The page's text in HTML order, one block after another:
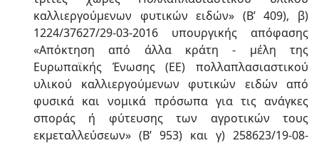
καλλιεργούμενων φυτικών ειδών» (Β’ 409), β)
1224/37627/29-03-2016 υπουργικής απόφασης
«Απόκτηση από άλλα κράτη - μέλη της
Ευρωπαϊκής Ένωσης (ΕΕ) πολλαπλασιαστικού
υλικού καλλιεργούμενων φυτικών ειδών από
φυσικά και νομικά πρόσωπα για τις ανάγκες
σποράς ή φύτευσης των αγροτικών τους
εκμεταλλεύσεων» (Β’ 953) και γ) 258623/19-08-